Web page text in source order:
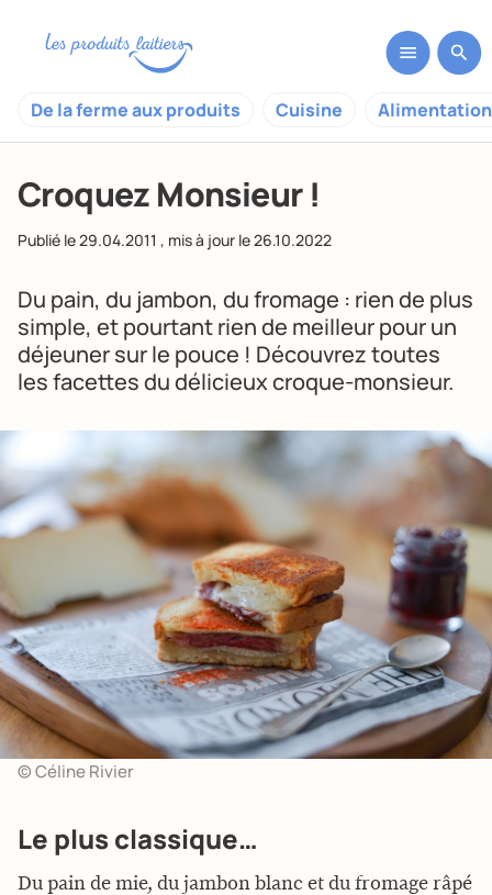
De la ferme aux produits Cuisine
Croquez Monsieur !
Publié le29.04.2011 , mis à jour le26.10.2022
Du pain, du jambon, du fromage : rien de plus
simple, et pourtant rien de meilleur pour un
déjeuner sur le pouce ! Découvrez toutes
les facettes du délicieux croque-monsieur.
© Céline Rivier
Le plus classique…
Du pain de mie, du jambon blanc et du fromage râpé